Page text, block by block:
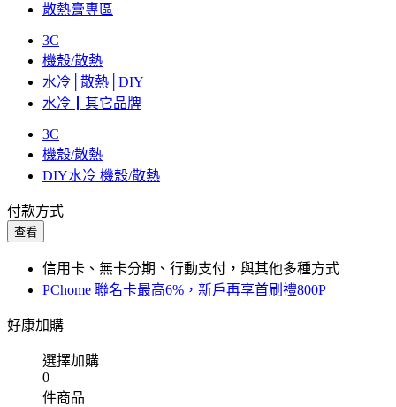
散熱膏專區
3C
機殼/散熱
水冷│散熱│DIY
水冷┃其它品牌
3C
機殼/散熱
DIY水冷 機殼/散熱
付款方式
查看
信用卡、無卡分期、行動支付，與其他多種方式
PChome 聯名卡最高6%，新戶再享首刷禮800P
好康加購
選擇加購
0
件商品